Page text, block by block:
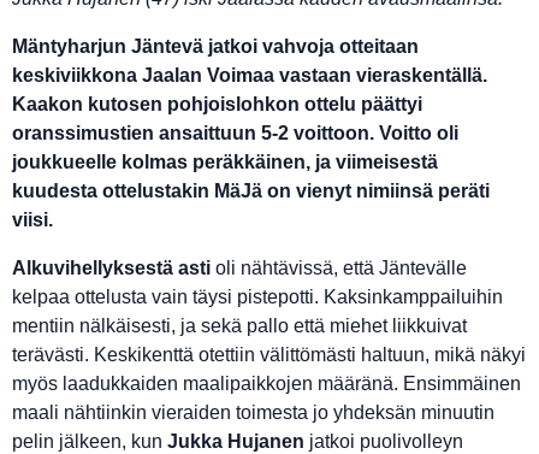
Mäntyharjun Jäntevä jatkoi vahvoja otteitaan
keskiviikkona Jaalan Voimaa vastaan vieraskentällä.
Kaakon kutosen pohjoislohkon ottelu päättyi
oranssimustien ansaittuun 5-2 voittoon. Voitto oli
joukkueelle kolmas peräkkäinen, ja viimeisestä
kuudesta ottelustakin MäJä on vienyt nimiinsä peräti
viisi.
Alkuvihellyksestä asti oli nähtävissä, että Jäntevälle
kelpaa ottelusta vain täysi pistepotti. Kaksinkamppailuihin
mentiin nälkäisesti, ja sekä pallo että miehet liikkuivat
terävästi. Keskikenttä otettiin välittömästi haltuun, mikä näkyi
myös laadukkaiden maalipaikkojen määränä. Ensimmäinen
maali nähtiinkin vieraiden toimesta jo yhdeksän minuutin
pelin jälkeen, kun Jukka Hujanen jatkoi puolivolleyn